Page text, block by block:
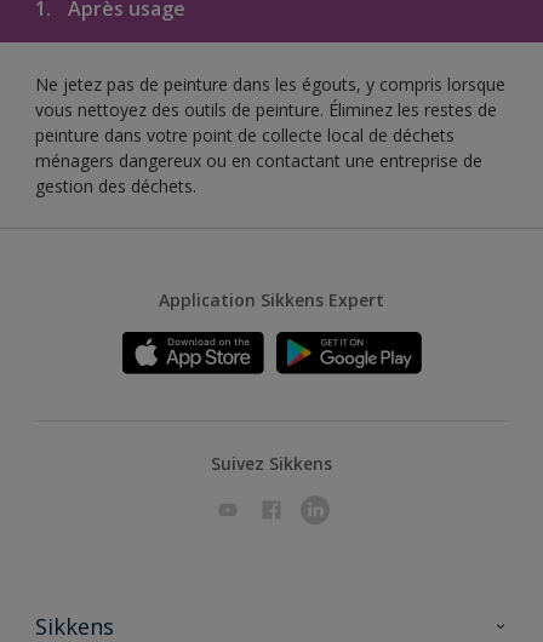
1. Après usage
Ne jetez pas de peinture dans les égouts, y compris lorsque
vous nettoyez des outils de peinture. Éliminez les restes de
peinture dans votre point de collecte local de déchets
ménagers dangereux ou en contactant une entreprise de
gestion des déchets.
Application Sikkens Expert
Suivez Sikkens
Sikkens